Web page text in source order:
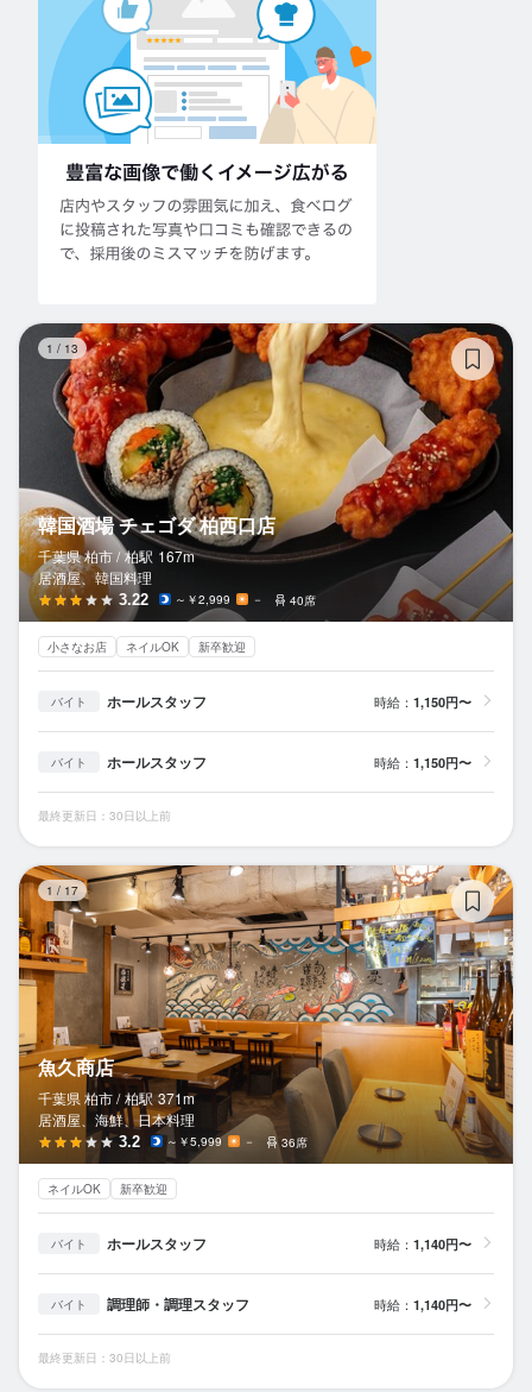
1 / 13
韓国酒場 チェゴダ 柏西口店
千葉県 柏市 / 柏駅 167m
居酒屋、韓国料理
3.22 ～￥2,999 － 40席
小さなお店 ネイルOK 新卒歓迎
バイト ホールスタッフ 時給： 1,150円〜
バイト ホールスタッフ 時給： 1,150円〜
最終更新日：30日以上前
1 / 17
魚久商店
千葉県 柏市 / 柏駅 371m
居酒屋、海鮮、日本料理
3.2 ～￥5,999 － 36席
ネイルOK 新卒歓迎
バイト ホールスタッフ 時給： 1,140円〜
バイト 調理師・調理スタッフ 時給： 1,140円〜
最終更新日：30日以上前